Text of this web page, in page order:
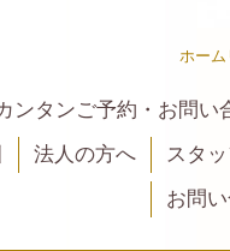
ホーム
ンタンご予約・お問い
法人の方へ スタ
お問